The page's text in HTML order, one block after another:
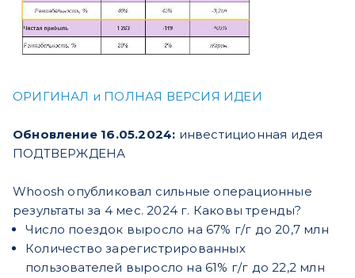
ОРИГИНАЛ и ПОЛНАЯ ВЕРСИЯ ИДЕИ
Обновление 16.05.2024: инвестиционная идея
ПОДТВЕРЖДЕНА
Whoosh опубликовал сильные операционные
результаты за 4 мес. 2024 г. Каковы тренды?
Число поездок выросло на 67% г/г до 20,7 млн
Количество зарегистрированных
пользователей выросло на 61% г/г до 22,2 млн